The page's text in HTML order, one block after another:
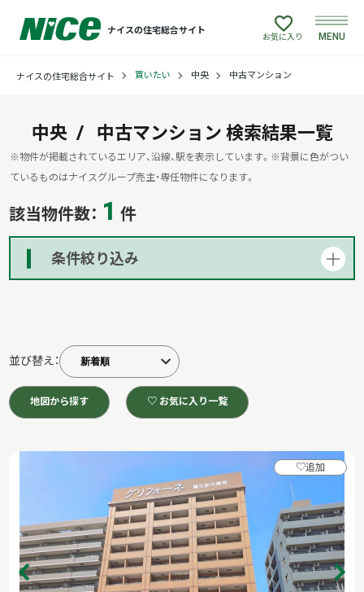
ナイスの住宅総合サイト
買いたい
売りたい
建てたい
店舗情報
お気に入り MENU
ナイスの住宅総合サイト 買いたい 中央 中古マンション
中央 中古マンション 検索結果一覧
※物件が掲載されているエリア、沿線、駅を表示しています。 ※背景に色がつい
ているものはナイスグループ売主・専任物件になります。
該当物件数： 1 件
条件絞り込み
並び替え：
地図から探す ♡ お気に入り一覧
♡追加